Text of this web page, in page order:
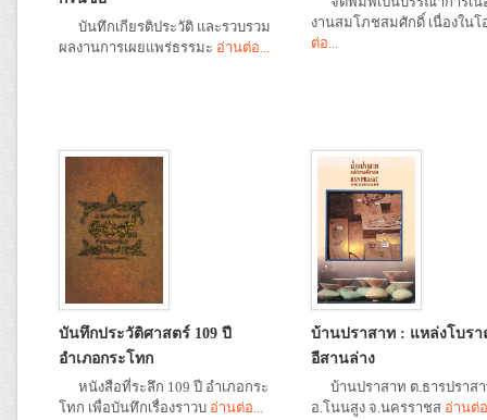
บันทึกเกียรติประวัติ และรวบรวม
ผลงานการเผยแพร่ธรรมะ อ่านต่อ...
งานสมโภชสมศักดิ์ เนื่องใน
ต่อ...
บันทึกประวัติศาสตร์ 109 ปี
อำเภอกระโทก
หนังสือที่ระลึก 109 ปี อำเภอกระ
โทก เพื่อบันทึกเรื่องราวบ อ่านต่อ...
บ้านปราสาท : แหล่งโบร
อีสานล่าง
บ้านปราสาท ต.ธารปราส
อ.โนนสูง จ.นครราชส อ่านต่